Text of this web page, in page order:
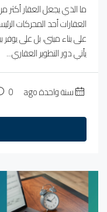
ما الذي يجعل العقار
العقارات أحد المحركات
على بناء مبنى، بل على يوفر
يأتي دور التطوير العقاري...
سنة واحدة ago 0